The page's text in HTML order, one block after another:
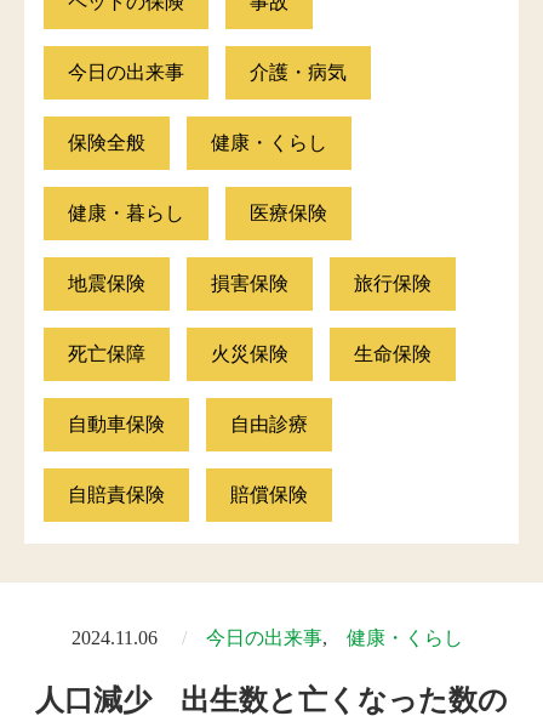
今日の出来事 介護・病気
保険全般 健康・くらし
健康・暮らし 医療保険
地震保険 損害保険 旅行保険
死亡保障 火災保険 生命保険
自動車保険 自由診療
自賠責保険 賠償保険
2024.11.06 今日の出来事 健康・くらし
人口減少 出生数と亡くなった数の